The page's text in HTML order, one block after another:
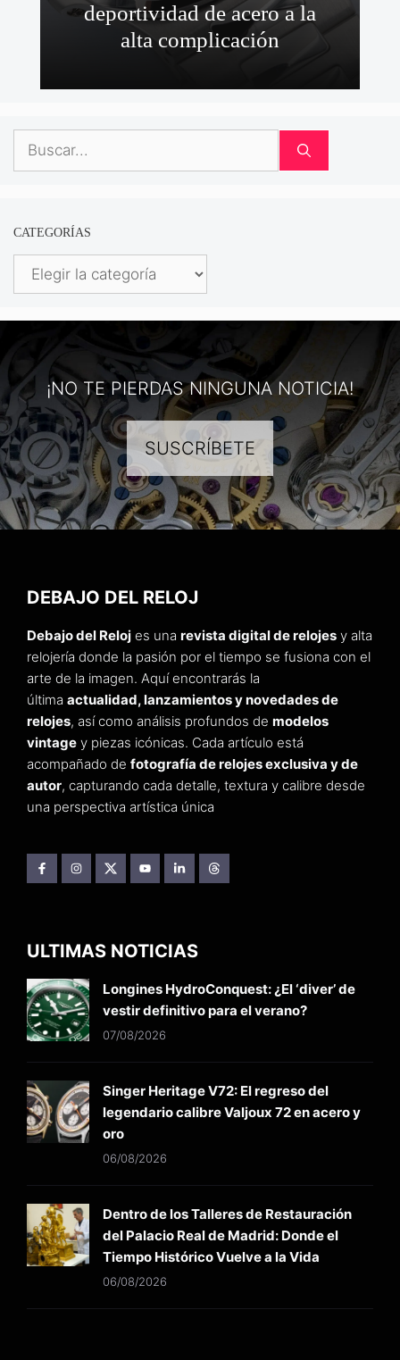
deportividad de acero a la
alta complicación
Buscar:
CATEGORÍAS
Categorías
¡NO TE PIERDAS NINGUNA NOTICIA!
SUSCRÍBETE
DEBAJO DEL RELOJ
Debajo del Reloj es una revista digital de relojes y alta
relojería donde la pasión por el tiempo se fusiona con el
arte de la imagen. Aquí encontrarás la
última actualidad, lanzamientos y novedades de
relojes, así como análisis profundos de modelos
vintage y piezas icónicas. Cada artículo está
acompañado de fotografía de relojes exclusiva y de
autor, capturando cada detalle, textura y calibre desde
una perspectiva artística única
ULTIMAS NOTICIAS
Longines HydroConquest: ¿El ‘diver’ de
vestir definitivo para el verano?
07/08/2026
Singer Heritage V72: El regreso del
legendario calibre Valjoux 72 en acero y
oro
06/08/2026
Dentro de los Talleres de Restauración
del Palacio Real de Madrid: Donde el
Tiempo Histórico Vuelve a la Vida
06/08/2026